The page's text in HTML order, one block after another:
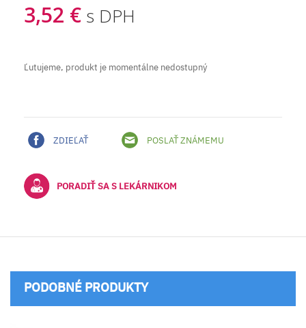
3,52 € s DPH
Ľutujeme, produkt je momentálne nedostupný
ZDIEĽAŤ POSLAŤ ZNÁMEMU
PORADIŤ SA S LEKÁRNIKOM
PODOBNÉ PRODUKTY